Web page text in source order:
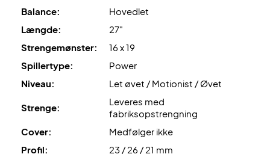
Balance:
Hovedlet
Længde:
27"
Strengemønster:
16 x 19
Spillertype:
Power
Niveau:
Let øvet / Motionist / Øvet
Strenge:
Leveres med
fabriksopstrengning
Cover:
Medfølger ikke
Profil:
23 / 26 / 21 mm